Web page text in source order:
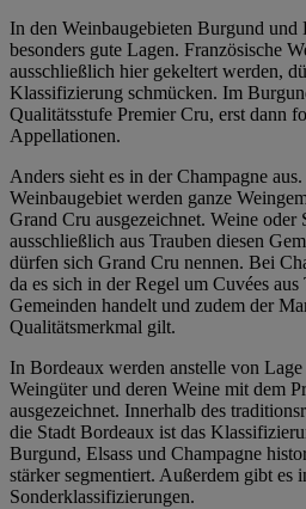
In den Weinbaugebieten Burgund und
besonders gute Lagen. Französische
ausschließlich hier gekeltert werden,
Klassifizierung schmücken. Im
Qualitätsstufe Premier Cru, erst dann
Appellationen.
Anders sieht es in der Champagne
Weinbaugebiet werden ganze
Grand Cru ausgezeichnet. Weine oder
ausschließlich aus Trauben diesen
dürfen sich Grand Cru nennen. Bei
da es sich in der Regel um Cuvées
Gemeinden handelt und zudem der
Qualitätsmerkmal gilt.
In Bordeaux werden anstelle von
Weingüter und deren Weine mit dem
ausgezeichnet. Innerhalb des
die Stadt Bordeaux ist das
Burgund, Elsass und Champagne
stärker segmentiert. Außerdem gibt es
Sonderklassifizierungen.